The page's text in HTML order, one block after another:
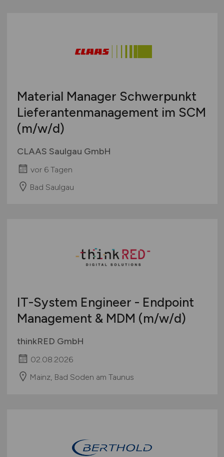
Material Manager Schwerpunkt
Lieferantenmanagement im SCM
(m/w/d)
CLAAS Saulgau GmbH
vor 6 Tagen
Bad Saulgau
IT-System Engineer - Endpoint
Management & MDM (m/w/d)
thinkRED GmbH
02.08.2026
Mainz, Bad Soden am Taunus